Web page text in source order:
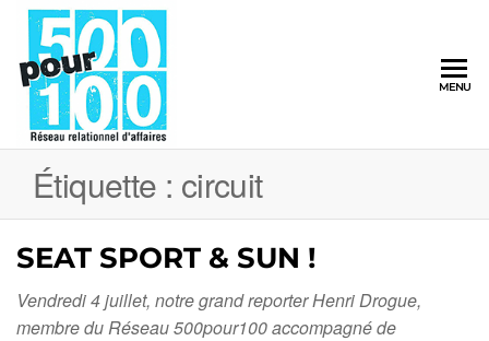
MENU
Étiquette : circuit
SEAT SPORT & SUN !
Vendredi 4 juillet, notre grand reporter Henri Drogue,
membre du Réseau 500pour100 accompagné de